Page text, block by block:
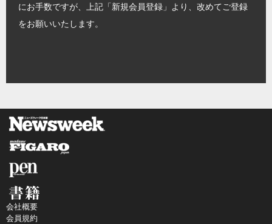
にお手数ですが、上記「新規会員登録」より、改めてご登録
をお願いいたします。
会社概要
会員規約